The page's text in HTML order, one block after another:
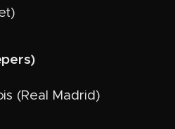
(Real Madrid)